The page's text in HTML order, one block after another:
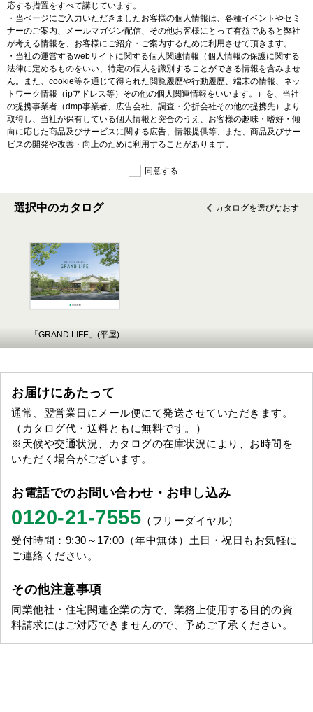
応する措置をすべて講じています。
・当ページにご入力いただきましたお客様の個人情報は、各種イベントやセミ
ナーのご案内、メールマガジン配信、その他お客様にとって有益であると弊社
が考える情報を、お客様にご紹介・ご案内するために利用させて頂きます。
・当社の運営するwebサイトに関する個人関連情報（個人情報の保護に関する
法律に定めるものをいい、特定の個人を識別することができる情報を含みませ
ん。また、cookie等を通じて得られた閲覧履歴や行動履歴、端末の情報、ネッ
トワーク情報（ipアドレス等）その他の個人関連情報をいいます。）を、当社
の提携事業者（dmp事業者、広告会社、調査・分折会社その他の提携先）より
取得し、当社が保有している個人情報と突合のうえ、お客様の趣味・嗜好・傾
向に応じた商品及びサービスに関する広告、情報提供等、また、商品及びサー
ビスの開発や改善・向上のために利用することがあります。
同意する
選択中のカタログ カタログを選びなおす
「GRAND LIFE」(平屋)
お届けにあたって
通常、翌営業日にメール便にて発送させていただきます。
（カタログ代・送料ともに無料です。）
※天候や交通状況、カタログの在庫状況により、お時間を
いただく場合がございます。
お電話でのお問い合わせ・お申し込み
0120-21-7555 （フリーダイヤル）
受付時間：9:30～17:00（年中無休）土日・祝日もお気軽に
ご連絡ください。
その他注意事項
同業他社・住宅関連企業の方で、業務上使用する目的の資
料請求にはご対応できませんので、予めご了承ください。